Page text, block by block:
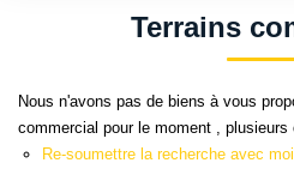
Budget max
Terrains
Nous n'avons pas de biens à vous
commercial pour le moment ,
Re-soumettre la recherche avec